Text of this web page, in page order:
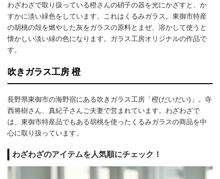
わざわざで取り扱っている橙さんの硝子の器を光にかざすと、か
すかに淡い緑色をしています。これはくるみガラス。東御市特産
の胡桃の殻を燃やした灰をガラスの原料とまぜ、溶かして使うと
懐かしい淡い緑の色になります。ガラス工房オリジナルの作品で
す。
吹きガラス工房 橙
長野県東御市の海野宿にある吹きガラス工房「橙(だいだい)」。寺
西将樹さん、真紀子さんご夫妻で営まれています。わざわざで
は、東御市特産品でもある胡桃を使ったくるみガラスの商品を中
心に取り扱っています。
わざわざのアイテムを人気順にチェック！